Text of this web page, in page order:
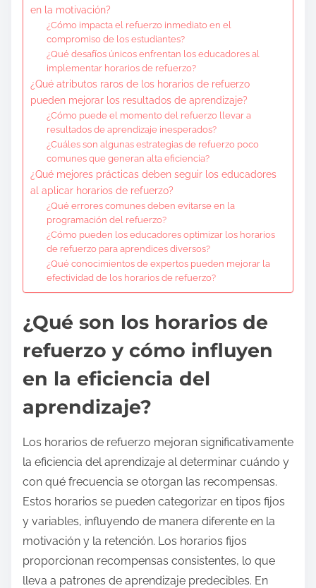
en la motivación?
¿Cómo impacta el refuerzo inmediato en el
compromiso de los estudiantes?
¿Qué desafíos únicos enfrentan los educadores al
implementar horarios de refuerzo?
¿Qué atributos raros de los horarios de refuerzo
pueden mejorar los resultados de aprendizaje?
¿Cómo puede el momento del refuerzo llevar a
resultados de aprendizaje inesperados?
¿Cuáles son algunas estrategias de refuerzo poco
comunes que generan alta eficiencia?
¿Qué mejores prácticas deben seguir los educadores
al aplicar horarios de refuerzo?
¿Qué errores comunes deben evitarse en la
programación del refuerzo?
¿Cómo pueden los educadores optimizar los horarios
de refuerzo para aprendices diversos?
¿Qué conocimientos de expertos pueden mejorar la
efectividad de los horarios de refuerzo?
¿Qué son los horarios de
refuerzo y cómo influyen
en la eficiencia del
aprendizaje?
Los horarios de refuerzo mejoran significativamente
la eficiencia del aprendizaje al determinar cuándo y
con qué frecuencia se otorgan las recompensas.
Estos horarios se pueden categorizar en tipos fijos
y variables, influyendo de manera diferente en la
motivación y la retención. Los horarios fijos
proporcionan recompensas consistentes, lo que
lleva a patrones de aprendizaje predecibles. En